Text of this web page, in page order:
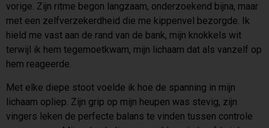
vorige. Zijn ritme begon langzaam, onderzoekend bijna, maar
met een zelfverzekerdheid die me kippenvel bezorgde. Ik
hield me vast aan de rand van de bank, mijn knokkels wit
terwijl ik hem tegemoetkwam, mijn lichaam dat als vanzelf op
hem reageerde.
Met elke diepe stoot voelde ik hoe de spanning in mijn
lichaam opliep. Zijn grip op mijn heupen was stevig, zijn
vingers leken de perfecte balans te vinden tussen controle